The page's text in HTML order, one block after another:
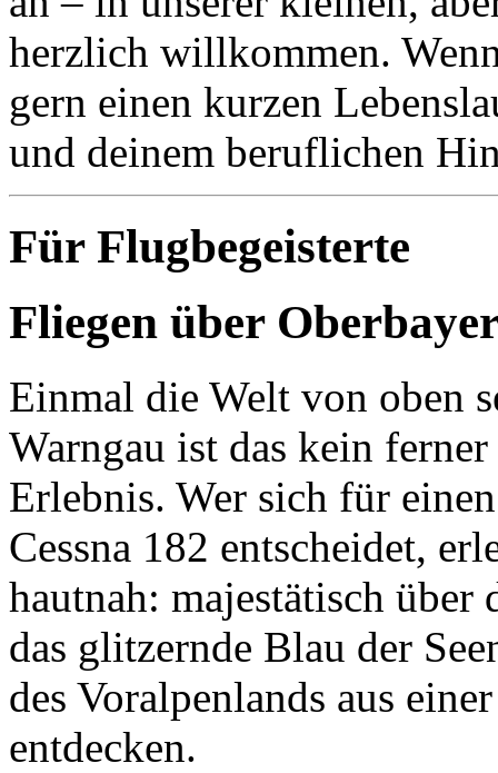
herzlich willkommen.
gern einen kurzen
und deinem beruflichen
Für Flugbegeisterte
Fliegen über
Einmal die Welt von oben
Warngau ist das kein
Erlebnis. Wer sich für
Cessna 182 entscheidet,
hautnah: majestätisch
das glitzernde Blau der
des Voralpenlands aus
entdecken.